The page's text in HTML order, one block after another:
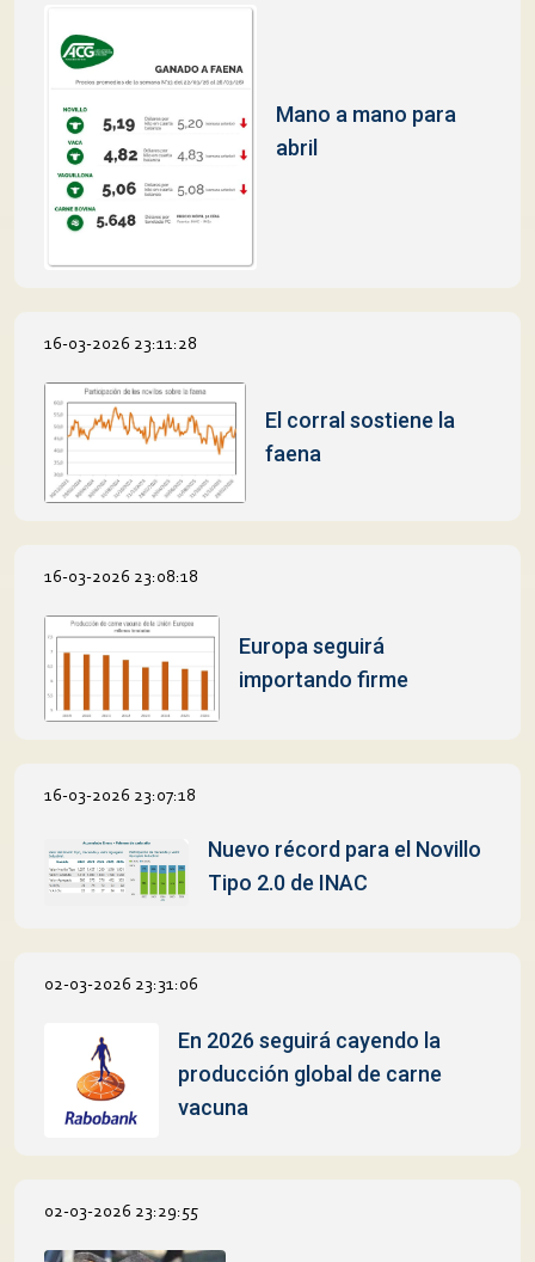
Mano a mano para
abril
16-03-2026 23:11:28
El corral sostiene la
faena
16-03-2026 23:08:18
Europa seguirá
importando firme
16-03-2026 23:07:18
Nuevo récord para el Novillo
Tipo 2.0 de INAC
02-03-2026 23:31:06
En 2026 seguirá cayendo la
producción global de carne
vacuna
02-03-2026 23:29:55